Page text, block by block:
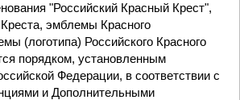
"Российский Красный Крест",
эмблемы Красного
(логотипа) Российского Красного
порядком, установленным
Федерации, в соответствии с
и Дополнительными